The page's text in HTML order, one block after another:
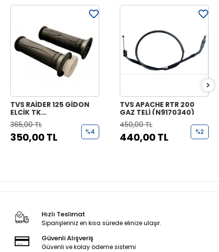
TVS RAİDER 125 GİDON
ELCİK TK
(N9221070+N9221170)
365,00 TL
350,00 TL %4
TVS APACHE RTR 200
GAZ TELİ (N9170340)
450,00 TL
440,00 TL %2
Hızlı Teslimat
Siparişleriniz en kısa sürede elinize ulaşır.
Güvenli Alışveriş
Güvenli ve kolay ödeme sistemi